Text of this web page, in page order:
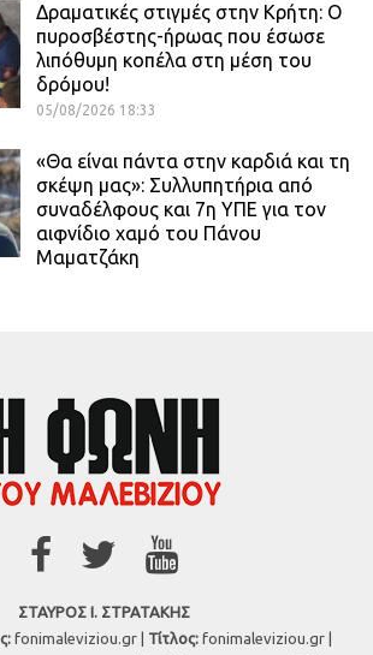
Δραματικές στιγμές στην Κρήτη: Ο
πυροσβέστης-ήρωας που έσωσε
λιπόθυμη κοπέλα στη μέση του
δρόμου!
05/08/2026 18:33
«Θα είναι πάντα στην καρδιά και τη
σκέψη μας»: Συλλυπητήρια από
συναδέλφους και 7η ΥΠΕ για τον
αιφνίδιο χαμό του Πάνου
Μαματζάκη
ΣΤΑΥΡΟΣ Ι. ΣΤΡΑΤΑΚΗΣ
fonimaleviziou.gr | Τίτλος:fonimaleviziou.gr |